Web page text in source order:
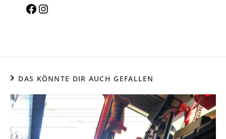
DAS KÖNNTE DIR AUCH GEFALLEN